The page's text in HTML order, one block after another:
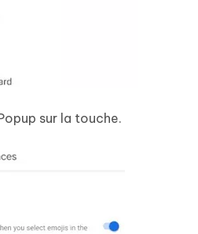
sur la touche.